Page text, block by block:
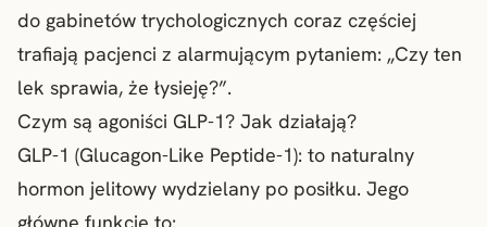
do gabinetów trychologicznych coraz częściej
trafiają pacjenci z alarmującym pytaniem: „Czy ten
lek sprawia, że łysieję?”.
Czym są agoniści GLP-1? Jak działają?
GLP-1 (Glucagon-Like Peptide-1): to naturalny
hormon jelitowy wydzielany po posiłku. Jego
główne funkcje to: